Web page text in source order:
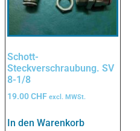
Schott-
Steckverschraubung. SV
8-1/8
19.00CHF excl. MWSt.
In den Warenkorb